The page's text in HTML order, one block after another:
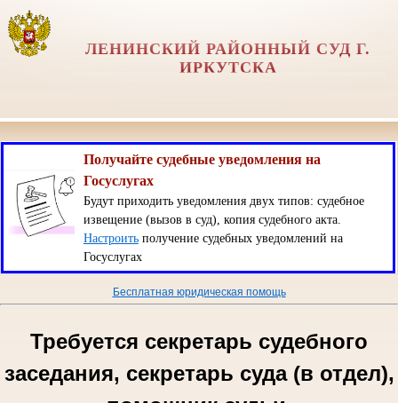
ЛЕНИНСКИЙ РАЙОННЫЙ СУД Г.
ИРКУТСКА
Получайте судебные уведомления на
Госуслугах
Будут приходить уведомления двух типов: судебное
извещение (вызов в суд), копия судебного акта.
Настроитьполучение судебных уведомлений на
Госуслугах
Бесплатная юридическая помощь
Требуется секретарь судебного
заседания, секретарь суда (в отдел),